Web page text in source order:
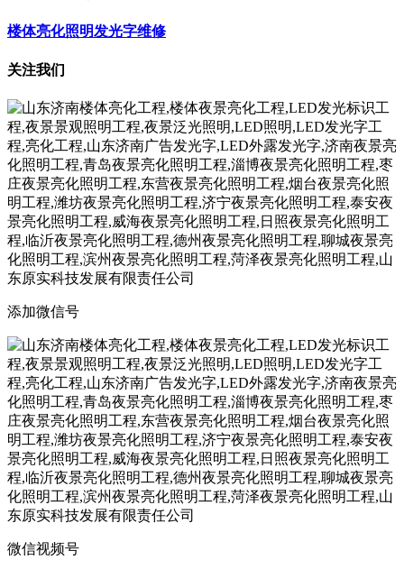
楼体亮化照明发光字维修
关注我们
添加微信号
微信视频号